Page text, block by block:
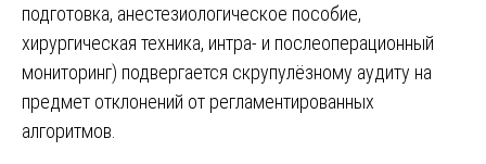
подготовка, анестезиологическое пособие,
хирургическая техника, интра- и послеоперационный
мониторинг) подвергается скрупулёзному аудиту на
предмет отклонений от регламентированных
алгоритмов.